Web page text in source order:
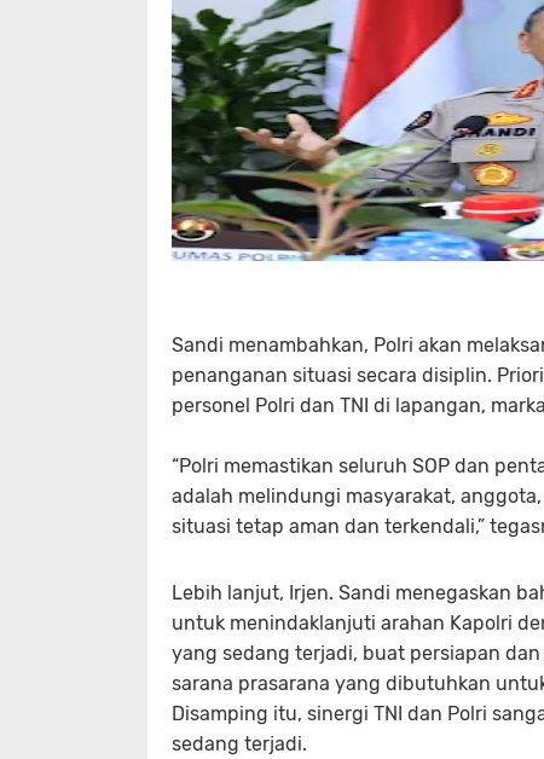
Sandi menambahkan, Polri akan
penanganan situasi secara disiplin.
personel Polri dan TNI di lapangan,
“Polri memastikan seluruh SOP dan
adalah melindungi masyarakat,
situasi tetap aman dan terkendali,”
Lebih lanjut, Irjen. Sandi menegaskan
untuk menindaklanjuti arahan Kapolri
yang sedang terjadi, buat persiapan
sarana prasarana yang dibutuhkan
Disamping itu, sinergi TNI dan Polri
sedang terjadi.